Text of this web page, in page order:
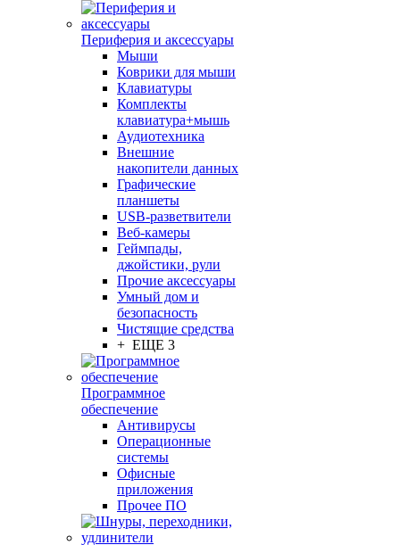
Периферия и аксессуары
Мыши
Коврики для мыши
Клавиатуры
Комплекты
клавиатура+мышь
Аудиотехника
Внешние
накопители данных
Графические
планшеты
USB-разветвители
Веб-камеры
Геймпады,
джойстики, рули
Прочие аксессуары
Умный дом и
безопасность
Чистящие средства
+ ЕЩЕ 3
Программное
обеспечение
Антивирусы
Операционные
системы
Офисные
приложения
Прочее ПО